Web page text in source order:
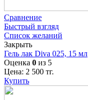
Сравнение
Быстрый взгляд
Список желаний
Закрыть
Гель лак Diva 025, 15 мл
Оценка 0 из 5
Цена: 2 500 тг.
Купить